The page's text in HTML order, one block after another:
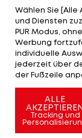
Stefan
Gegentreffer
erklärt: "Die
nicht
für die
abhaken."
Mehr
Wählen Sie
und Diensten
PUR Modus,
Werbung
individuelle
jederzeit über
der Fußzeile
ALLE
Tracking und